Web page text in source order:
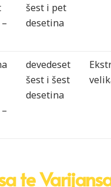
šest i pet
desetina
devedeset
šest i šest
desetina
te